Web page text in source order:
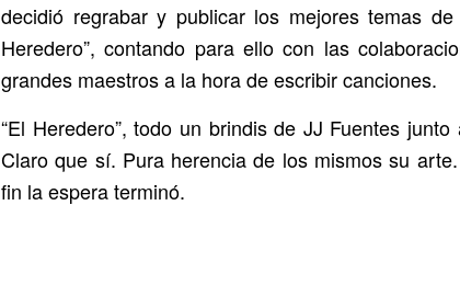
decidió regrabar y publicar los mejores temas
Heredero”, contando para ello con las
grandes maestros a la hora de escribir canciones.
“El Heredero”, todo un brindis de JJ Fuentes
Claro que sí. Pura herencia de los mismos su
fin la espera terminó.